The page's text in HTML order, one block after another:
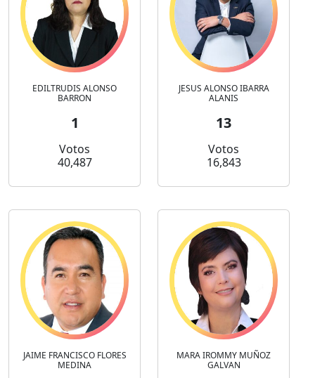
EDILTRUDIS ALONSO
BARRON
1
Votos
40,487
JESUS ALONSO IBARRA
ALANIS
13
Votos
16,843
JAIME FRANCISCO FLORES
MEDINA
MARA IROMMY MUÑOZ
GALVAN